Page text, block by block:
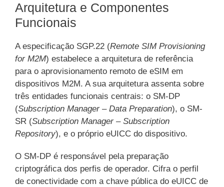
Arquitetura e Componentes
Funcionais
A especificação SGP.22 (Remote SIM Provisioning
for M2M) estabelece a arquitetura de referência
para o aprovisionamento remoto de eSIM em
dispositivos M2M. A sua arquitetura assenta sobre
três entidades funcionais centrais: o SM-DP
(Subscription Manager – Data Preparation), o SM-
SR (Subscription Manager – Subscription
Repository), e o próprio eUICC do dispositivo.
O SM-DP é responsável pela preparação
criptográfica dos perfis de operador. Cifra o perfil
de conectividade com a chave pública do eUICC de